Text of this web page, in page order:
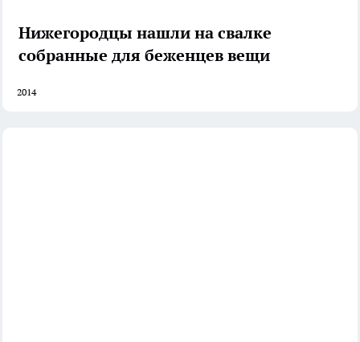
Нижегородцы нашли на свалке
собранные для беженцев вещи
2014